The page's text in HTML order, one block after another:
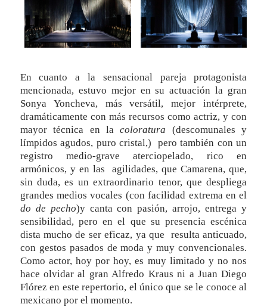
En cuanto a la sensacional pareja protagonista
mencionada, estuvo mejor en su actuación la gran
Sonya Yoncheva, más versátil, mejor intérprete,
dramáticamente con más recursos como actriz, y con
mayor técnica en lacoloratura (descomunales y
límpidos agudos, puro cristal,) pero también con un
registro medio-grave aterciopelado, rico en
armónicos, y en las agilidades, que Camarena, que,
sin duda, es un extraordinario tenor, que despliega
grandes medios vocales (con facilidad extrema en el
do de pecho)y canta con pasión, arrojo, entrega y
sensibilidad, pero en el que su presencia escénica
dista mucho de ser eficaz, ya que resulta anticuado,
con gestos pasados de moda y muy convencionales.
Como actor, hoy por hoy, es muy limitado y no nos
hace olvidar al gran Alfredo Kraus ni a Juan Diego
Flórez en este repertorio, el único que se le conoce al
mexicano por el momento.